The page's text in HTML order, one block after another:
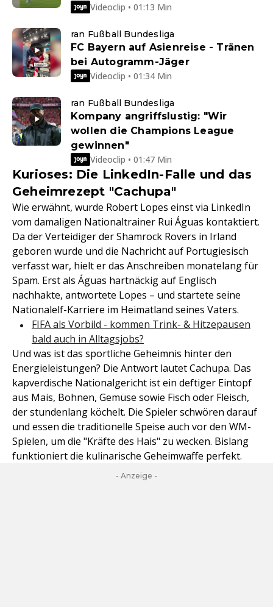
Videoclip • 01:13 Min
ran Fußball Bundesliga
FC Bayern auf Asienreise - Tränen
bei Autogramm-Jäger
Videoclip • 01:34 Min
ran Fußball Bundesliga
Kompany angriffslustig: "Wir
wollen die Champions League
gewinnen"
Videoclip • 01:47 Min
Kurioses: Die LinkedIn-Falle und das
Geheimrezept "Cachupa"
Wie erwähnt, wurde Robert Lopes einst via LinkedIn
vom damaligen Nationaltrainer Rui Águas kontaktiert.
Da der Verteidiger der Shamrock Rovers in Irland
geboren wurde und die Nachricht auf Portugiesisch
verfasst war, hielt er das Anschreiben monatelang für
Spam. Erst als Águas hartnäckig auf Englisch
nachhakte, antwortete Lopes – und startete seine
Nationalelf-Karriere im Heimatland seines Vaters.
FIFA als Vorbild - kommen Trink- & Hitzepausen
bald auch in Alltagsjobs?
Und was ist das sportliche Geheimnis hinter den
Energieleistungen? Die Antwort lautet Cachupa. Das
kapverdische Nationalgericht ist ein deftiger Eintopf
aus Mais, Bohnen, Gemüse sowie Fisch oder Fleisch,
der stundenlang köchelt. Die Spieler schwören darauf
und essen die traditionelle Speise auch vor den WM-
Spielen, um die "Kräfte des Hais" zu wecken. Bislang
funktioniert die kulinarische Geheimwaffe perfekt.
- Anzeige -